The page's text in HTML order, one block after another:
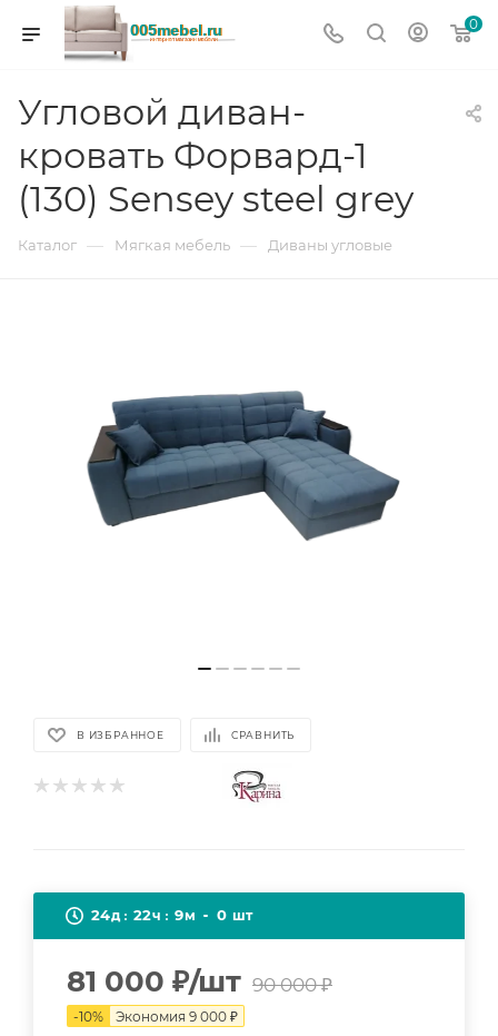
0
Угловой диван-
кровать Форвард-1
(130) Sensey steel grey
Каталог — Мягкая мебель — Диваны угловые
В ИЗБРАННОЕ СРАВНИТЬ
24д 22ч 9м 0 шт
81 000 ₽/шт 90 000₽
-10% Экономия 9 000 ₽